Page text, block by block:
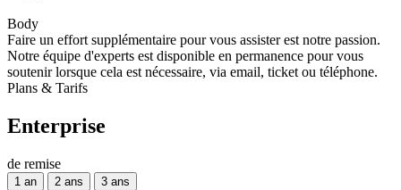
Body
Faire un effort supplémentaire pour vous assister est notre passion.
Notre équipe d'experts est disponible en permanence pour vous
soutenir lorsque cela est nécessaire, via email, ticket ou téléphone.
Plans & Tarifs
Enterprise
de remise
1 an 2 ans 3 ans